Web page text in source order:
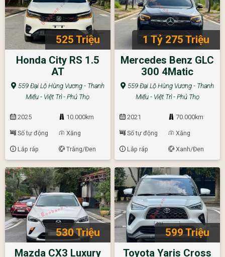
525 Triệu
Honda City RS 1.5
AT
559 Đại Lộ Hùng Vương - Thanh
Miếu - Việt Trì - Phú Thọ
2025 10.000km
Số tự động Xăng
Lắp ráp Trắng/Đen
1 Tỷ 275 Triệu
Mercedes Benz GLC
300 4Matic
559 Đại Lộ Hùng Vương - Thanh
Miếu - Việt Trì - Phú Thọ
2021 70.000km
Số tự động Xăng
Lắp ráp Xanh/Đen
530 Triệu
Mazda CX3 Luxury
599 Triệu
Toyota Yaris Cross